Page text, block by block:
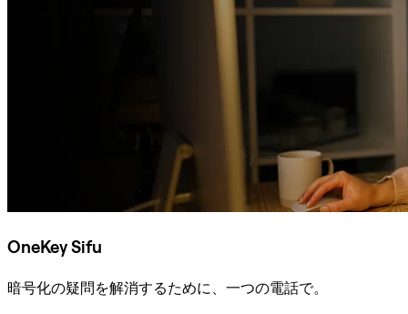
OneKey Sifu
暗号化の疑問を解消するために、一つの電話で。